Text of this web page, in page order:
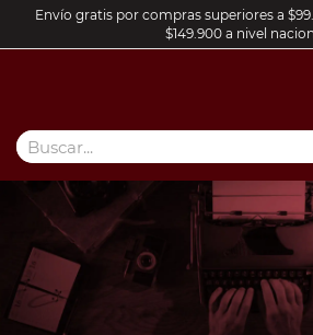
Envío gratis por compras superiores a
$149.900 a nivel